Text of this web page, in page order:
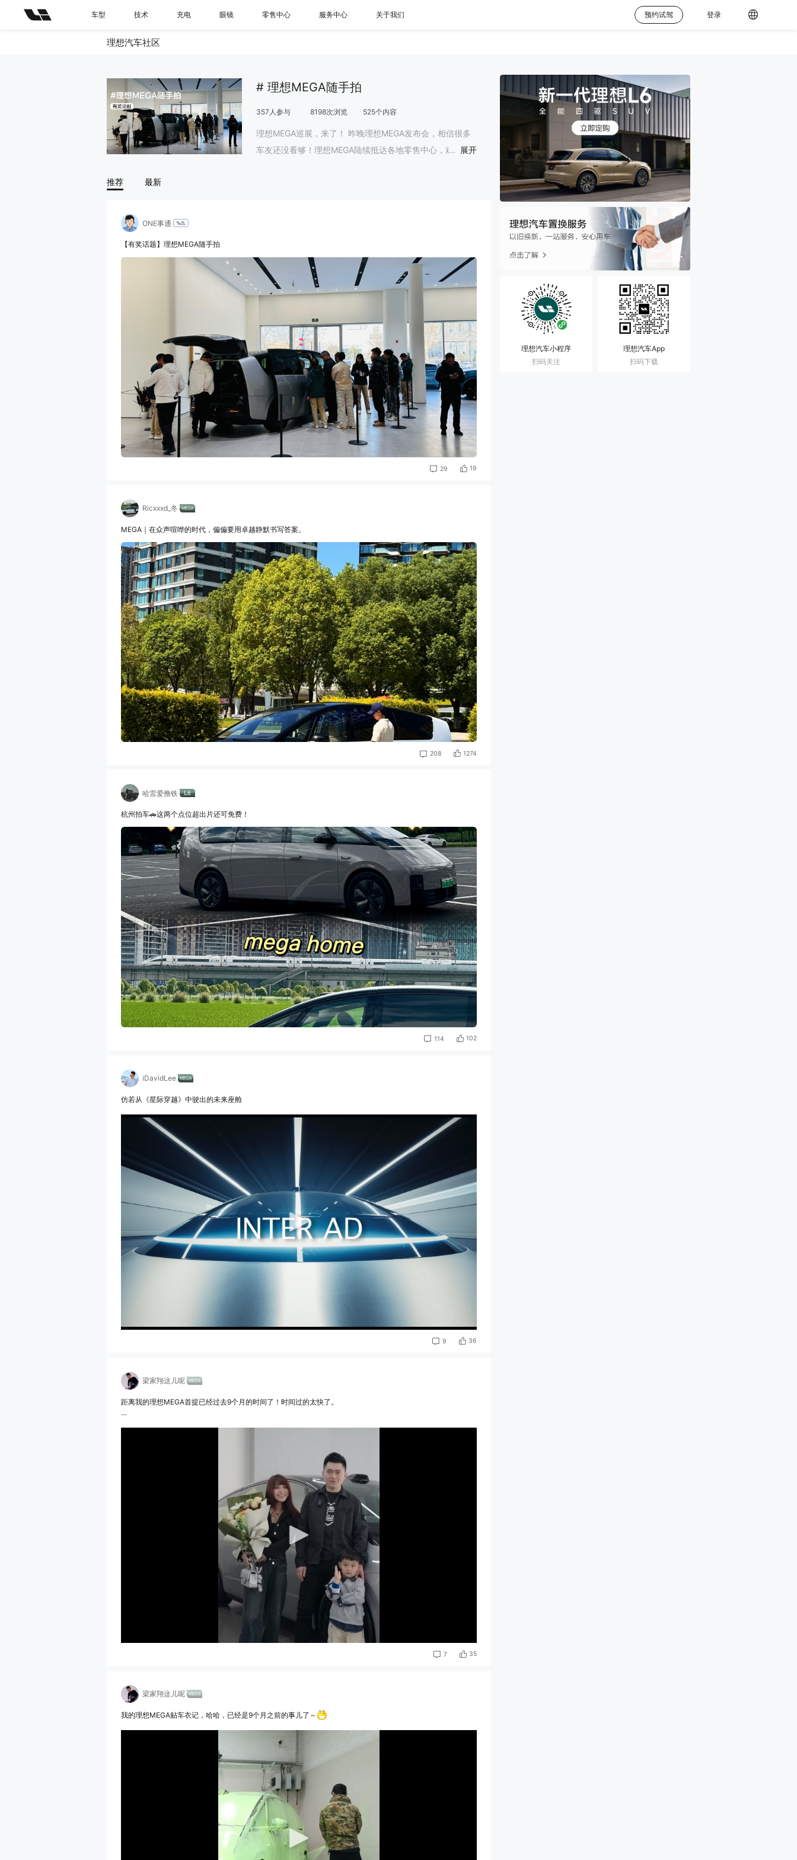
车型 技术 充电 眼镜 零售中心 服务中心 关于我们 预约试驾 登录
理想汽车社区
# 理想MEGA随手拍
357 人参与 8198次浏览 525个内容
理想MEGA巡展，来了！ 昨晚理想MEGA发布会，相信很多
车友还没看够！理想MEGA陆续抵达各地零售中心，欢迎来
... 展开
推荐 最新
ONE事通
【有奖话题】理想MEGA随手拍
29 19
Ricxxxd_冬
MEGA｜在众声喧哗的时代，偏偏要用卓越静默书写答案。
208 1274
哈雷爱撸铁
杭州拍车🚗这两个点位超出片还可免费！
114 102
iDavidLee
仿若从《星际穿越》中驶出的未来座舱
9 36
梁家翔这儿呢
距离我的理想MEGA首提已经过去9个月的时间了！时间过的太快了。
7 35
梁家翔这儿呢
我的理想MEGA贴车衣记，哈哈，已经是9个月之前的事儿了～
理想汽车小程序
扫码关注
理想汽车App
扫码下载